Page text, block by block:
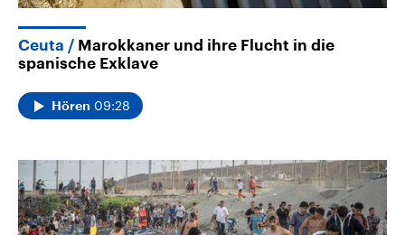
Ceuta
Marokkaner und ihre Flucht in die
spanische Exklave
Hören 09:28